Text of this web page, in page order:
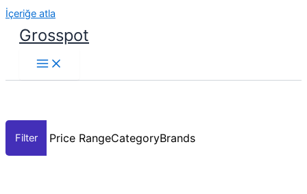
İçeriğe atla
Grosspot
Price RangeCategoryBrands